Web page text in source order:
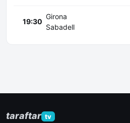
19:30
Girona
Sabadell
taraftar tv